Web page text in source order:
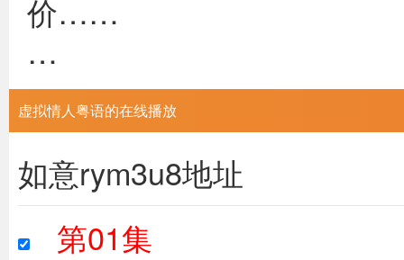
价……
…
虚拟情人粤语的在线播放
如意rym3u8地址
第01集